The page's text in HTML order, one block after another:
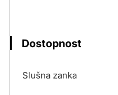
Dostopnost
Slušna zanka